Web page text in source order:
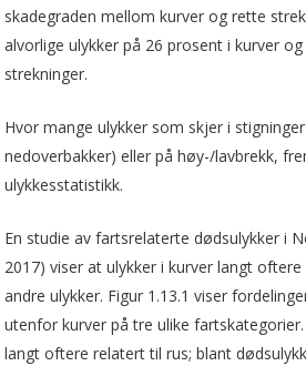
skadegraden mellom kurver og rette
alvorlige ulykker på 26 prosent i kurver
strekninger.
Hvor mange ulykker som skjer i
nedoverbakker) eller på høy-/lavbrekk,
ulykkesstatistikk.
En studie av fartsrelaterte dødsulykker i
2017) viser at ulykker i kurver langt
andre ulykker. Figur 1.13.1 viser
utenfor kurver på tre ulike
langt oftere relatert til rus; blant